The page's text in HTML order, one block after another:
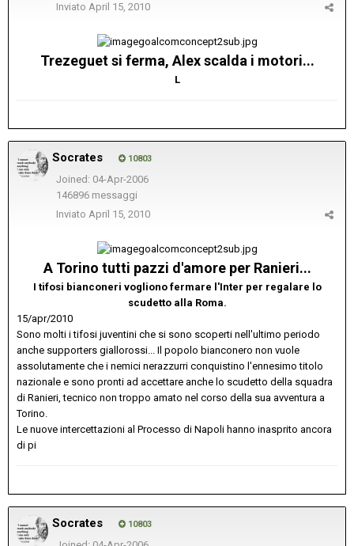
Inviato April 15, 2010
Trezeguet si ferma, Alex scalda i motori...
L
Socrates 10803
Joined: 04-Apr-2006
146896 messaggi
Inviato April 15, 2010
A Torino tutti pazzi d'amore per Ranieri...
I tifosi bianconeri vogliono fermare l'Inter per regalare lo
scudetto alla Roma.
15/apr/2010
Sono molti i tifosi juventini che si sono scoperti nell'ultimo periodo
anche supporters giallorossi... Il popolo bianconero non vuole
assolutamente che i nemici nerazzurri conquistino l'ennesimo titolo
nazionale e sono pronti ad accettare anche lo scudetto della squadra
di Ranieri, tecnico non troppo amato nel corso della sua avventura a
Torino.
Le nuove intercettazioni al Processo di Napoli hanno inasprito ancora
di pi
Socrates 10803